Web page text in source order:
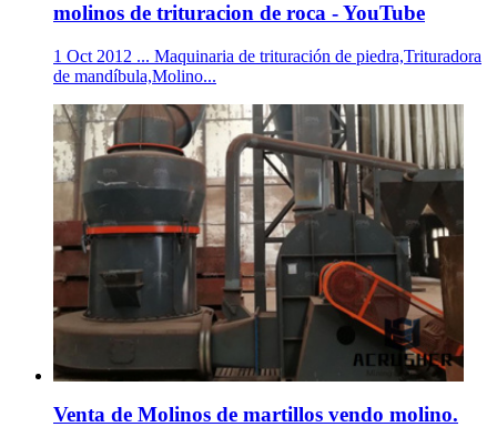
molinos de trituracion de roca - YouTube
1 Oct 2012 ... Maquinaria de trituración de piedra,Trituradora
de mandíbula,Molino...
Venta de Molinos de martillos vendo molino.